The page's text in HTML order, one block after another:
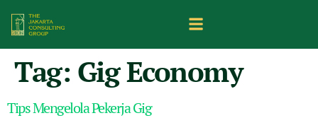
Tag: Gig Economy
Tips Mengelola Pekerja Gig